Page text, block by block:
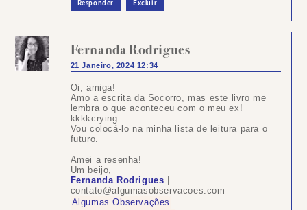
Responder Excluir
Fernanda Rodrigues
21 Janeiro, 2024 12:34
Oi, amiga!
Amo a escrita da Socorro, mas este livro me
lembra o que aconteceu com o meu ex!
kkkkcrying
Vou colocá-lo na minha lista de leitura para o
futuro.
Amei a resenha!
Um beijo,
Fernanda Rodrigues |
contato@algumasobservacoes.com
Algumas Observações